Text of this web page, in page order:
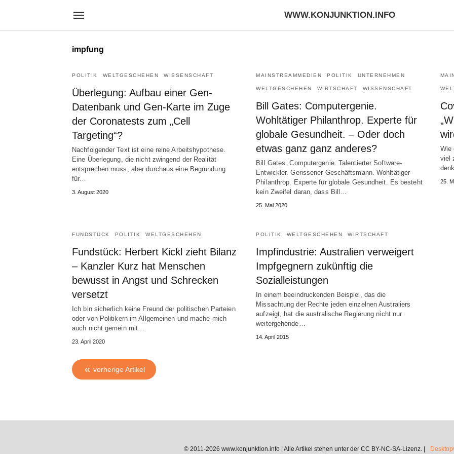
WWW.KONJUNKTION.INFO
impfung
POLITIK WELTGESCHEHEN WISSENSCHAFT
Überlegung: Aufbau einer Gen-
Datenbank und Gen-Karte im Zuge
der Coronatests zum „Cell
Targeting“?
Nachfolgender Text ist eine reine Arbeitshypothese.
Eine Überlegung, die nicht zwingend der Realität
entsprechen muss, aber durchaus eine Begründung
für…
3. August 2020
MAINSTREAMMEDIEN POLITIK UNTERNEHMEN
WELTGESCHEHEN WIRTSCHAFT WISSENSCHAFT
Bill Gates: Computergenie.
Wohltätiger Philanthrop. Experte für
globale Gesundheit. – Oder doch
etwas ganz ganz anderes?
Bill Gates. Computergenie. Talentierter Software-
Entwickler. Gerissener Geschäftsmann. Wohltätiger
Philanthrop. Experte für globale Gesundheit. Es besteht
kein Zweifel daran, dass Bill…
25. Mai 2020
Wie
viel
25.
FUNDSTÜCK POLITIK WELTGESCHEHEN
Fundstück: Herbert Kickl zieht Bilanz
– Kanzler Kurz hat Menschen
bewusst in Angst und Schrecken
versetzt
Ich bin sicherlich keine Freund der politischen Parteien
oder von Politikern im Allgemeinen und mache mich
auch nicht gemein mit…
23. April 2020
POLITIK WELTGESCHEHEN WIRTSCHAFT
Impfindustrie: Australien verweigert
Impfgegnern zukünftig die
Sozialleistungen
In einem beeindruckenden Beispiel, das die
Missachtung der Rechte jeden einzelnen Australiers
aufzeigt, hat die australische Regierung nicht nur
weitergehende…
14. April 2015
vorherige Artikel
© 2011-2026 www.konjunktion.info | Alle Artikel stehen unter der CC BY-NC-SA-Lizenz. |